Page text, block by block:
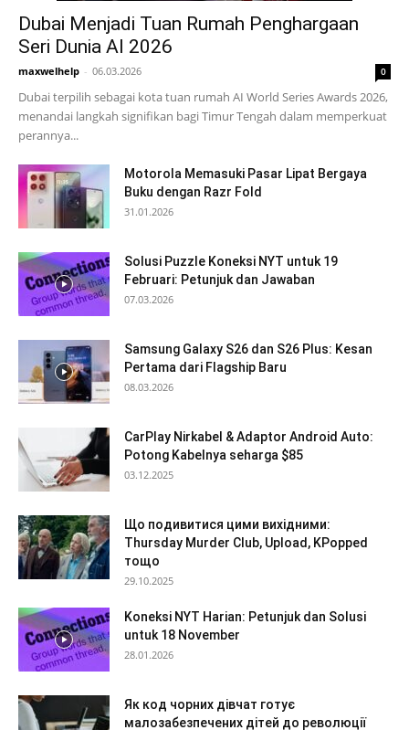
Dubai Menjadi Tuan Rumah Penghargaan
Seri Dunia AI 2026
maxwelhelp - 06.03.2026 0
Dubai terpilih sebagai kota tuan rumah AI World Series Awards 2026,
menandai langkah signifikan bagi Timur Tengah dalam memperkuat
perannya...
Motorola Memasuki Pasar Lipat Bergaya
Buku dengan Razr Fold
31.01.2026
Solusi Puzzle Koneksi NYT untuk 19
Februari: Petunjuk dan Jawaban
07.03.2026
Samsung Galaxy S26 dan S26 Plus: Kesan
Pertama dari Flagship Baru
08.03.2026
CarPlay Nirkabel & Adaptor Android Auto:
Potong Kabelnya seharga $85
03.12.2025
Що подивитися цими вихідними:
Thursday Murder Club, Upload, KPopped
тощо
29.10.2025
Koneksi NYT Harian: Petunjuk dan Solusi
untuk 18 November
28.01.2026
Як код чорних дівчат готує
малозабезпечених дітей до революції